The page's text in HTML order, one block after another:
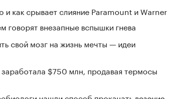
и как срывает слияние Paramount и Warner
говорят внезапные вспышки гнева
свой мозг на жизнь мечты — идеи
$750 млн, продавая термосы